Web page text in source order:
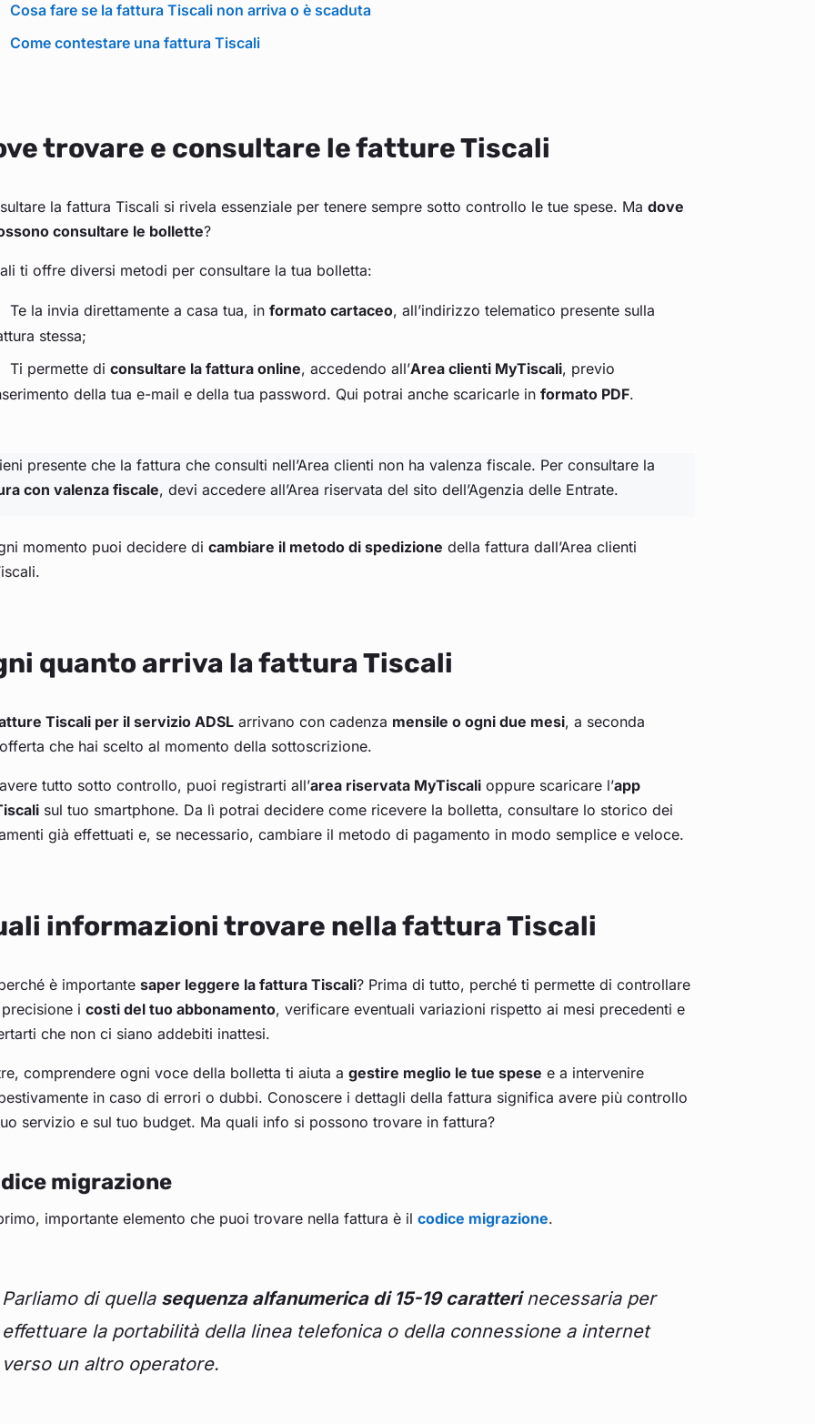
Cosa fare se la fattura Tiscali non arriva o è scaduta
Come contestare una fattura Tiscali
trovare e consultare le fatture Tiscali
la fattura Tiscali si rivela essenziale per tenere sempre sotto controllo le tue spese. Ma dove
consultare le bollette?
ti offre diversi metodi per consultare la tua bolletta:
Te la invia direttamente a casa tua, in formato cartaceo, all’indirizzo telematico presente sulla
stessa;
Ti permette di consultare la fattura online, accedendo all’Area clienti MyTiscali, previo
della tua e-mail e della tua password. Qui potrai anche scaricarle in formato PDF.
presente che la fattura che consulti nell’Area clienti non ha valenza fiscale. Per consultare la
con valenza fiscale, devi accedere all’Area riservata del sito dell’Agenzia delle Entrate.
momento puoi decidere di cambiare il metodo di spedizione della fattura dall’Area clienti
quanto arriva la fattura Tiscali
Tiscali per il servizio ADSLarrivano con cadenza mensile o ogni due mesi, a seconda
che hai scelto al momento della sottoscrizione.
tutto sotto controllo, puoi registrarti all’area riservata MyTiscalioppure scaricare l’app
sul tuo smartphone. Da lì potrai decidere come ricevere la bolletta, consultare lo storico dei
già effettuati e, se necessario, cambiare il metodo di pagamento in modo semplice e veloce.
informazioni trovare nella fattura Tiscali
è importante saper leggere la fattura Tiscali? Prima di tutto, perché ti permette di controllare
i costi del tuo abbonamento, verificare eventuali variazioni rispetto ai mesi precedenti e
che non ci siano addebiti inattesi.
comprendere ogni voce della bolletta ti aiuta a gestire meglio le tue spese e a intervenire
in caso di errori o dubbi. Conoscere i dettagli della fattura significa avere più controllo
servizio e sul tuo budget. Ma quali info si possono trovare in fattura?
migrazione
importante elemento che puoi trovare nella fattura è il codice migrazione.
Parliamo di quella sequenza alfanumerica di 15-19 caratterinecessaria per
effettuare la portabilità della linea telefonica o della connessione a internet
verso un altro operatore.